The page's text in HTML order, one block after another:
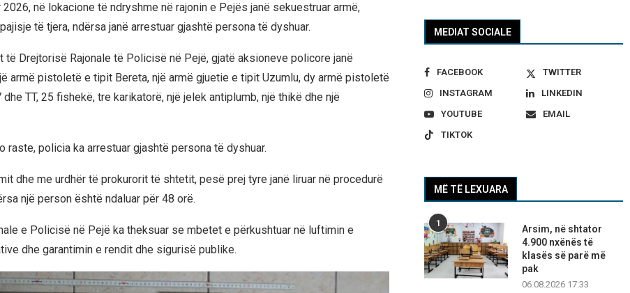
në lokacione të ndryshme në rajonin e Pejës janë sekuestruar armë,
të tjera, ndërsa janë arrestuar gjashtë persona të dyshuar.
të Drejtorisë Rajonale të Policisë në Pejë, gjatë aksioneve policore janë
armë pistoletë e tipit Bereta, një armë gjuetie e tipit Uzumlu, dy armë pistoletë
TT, 25 fishekë, tre karikatorë, një jelek antiplumb, një thikë dhe një
raste, policia ka arrestuar gjashtë persona të dyshuar.
dhe me urdhër të prokurorit të shtetit, pesë prej tyre janë liruar në procedurë
një person është ndaluar për 48 orë.
e Policisë në Pejë ka theksuar se mbetet e përkushtuar në luftimin e
dhe garantimin e rendit dhe sigurisë publike.
MEDIAT SOCIALE
FACEBOOK
TWITTER
INSTAGRAM
LINKEDIN
YOUTUBE
EMAIL
TIKTOK
MË TË LEXUARA
1
Arsim, në shtator
4.900 nxënës të
klasës së parë më
pak
06.08.2026 17:33